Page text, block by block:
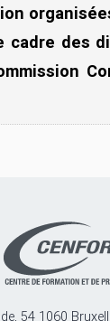
cadre
54 1060